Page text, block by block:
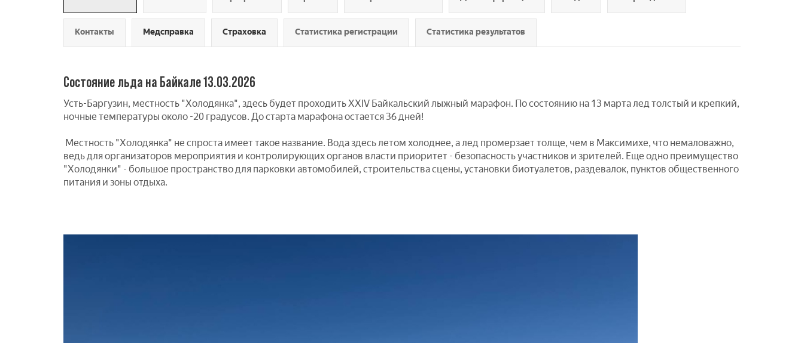
Контакты Медсправка Страховка Статистика регистрации Статистика результатов
Состояние льда на Байкале 13.03.2026
Усть-Баргузин, местность "Холодянка", здесь будет проходить XXIV Байкальский лыжный марафон. По состоянию на 13 марта лед толстый и крепкий,
ночные температуры около -20 градусов. До старта марафона остается 36 дней!
Местность "Холодянка" не спроста имеет такое название. Вода здесь летом холоднее, а лед промерзает толще, чем в Максимихе, что немаловажно,
ведь для организаторов мероприятия и контролирующих органов власти приоритет - безопасность участников и зрителей. Еще одно преимущество
"Холодянки" - большое пространство для парковки автомобилей, строительства сцены, установки биотуалетов, раздевалок, пунктов общественного
питания и зоны отдыха.